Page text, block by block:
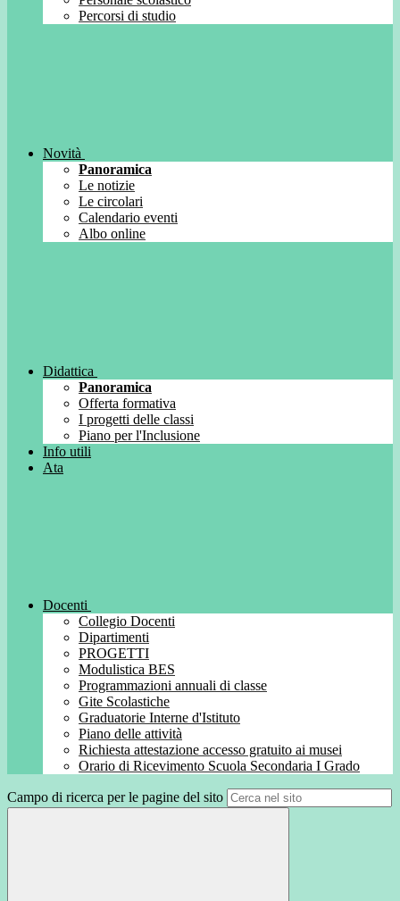
Percorsi di studio
Novità
Panoramica
Le notizie
Le circolari
Calendario eventi
Albo online
Didattica
Panoramica
Offerta formativa
I progetti delle classi
Piano per l'Inclusione
Info utili
Ata
Docenti
Collegio Docenti
Dipartimenti
PROGETTI
Modulistica BES
Programmazioni annuali di classe
Gite Scolastiche
Graduatorie Interne d'Istituto
Piano delle attività
Richiesta attestazione accesso gratuito ai musei
Orario di Ricevimento Scuola Secondaria I Grado
Campo di ricerca per le pagine del sito